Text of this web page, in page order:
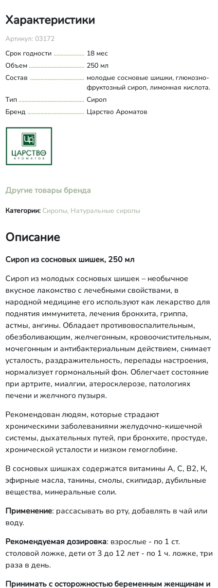
Характеристики
Артикул: 03172
Срок годности
18 мес
Объем
250 мл
Состав
молодые сосновые шишки, глюкозно-
фруктозный сироп, лимонная кислота.
Тип
Сироп
Бренд
Царство Ароматов
Другие товары бренда
Категории: Сиропы, Натуральные сиропы
Описание
Сироп из сосновых шишек, 250 мл
Сироп из молодых сосновых шишек – необычное
вкусное лакомство с лечебными свойствами, в
народной медицине его используют как лекарство для
поднятия иммунитета, лечения бронхита, гриппа,
астмы, ангины. Обладает противовоспалительным,
обезболивающим, желчегонным, кровоочистительным,
мочегонным и антибактериальным действием, снимает
усталость, раздражительность, перепады настроения,
нормализует гормональный фон. Облегчает состояние
при артрите, миалгии, атеросклерозе, патологиях
печени и желчного пузыря.
Рекомендован людям, которые страдают
хроническими заболеваниями желудочно-кишечной
системы, дыхательных путей, при бронхите, простуде,
хронической усталости и низком гемоглобине.
В сосновых шишках содержатся витамины А, С, В2, К,
эфирные масла, танины, смолы, скипидар, дубильные
вещества, минеральные соли.
Применение: рассасывать во рту, добавлять в чай или
воду.
Рекомендуемая дозировка: взрослые - по 1 ст.
столовой ложке, дети от 3 до 12 лет - по 1 ч. ложке, три
раза в день.
Принимать с осторожностью беременным женщинам и